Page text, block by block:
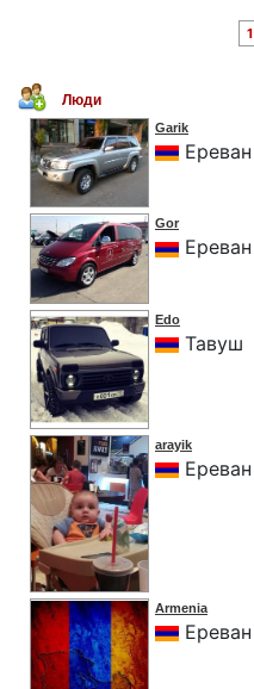
1
Люди
Garik
Ереван
Gor
Ереван
Edo
Тавуш
arayik
Ереван
Armenia
Ереван